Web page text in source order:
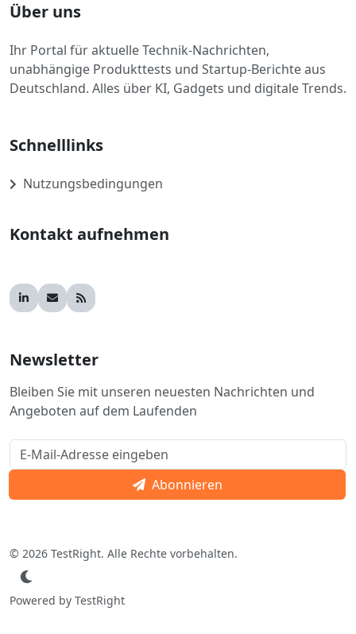
Über uns
Ihr Portal für aktuelle Technik-Nachrichten,
unabhängige Produkttests und Startup-Berichte aus
Deutschland. Alles über KI, Gadgets und digitale Trends.
Schnelllinks
Nutzungsbedingungen
Kontakt aufnehmen
Newsletter
Bleiben Sie mit unseren neuesten Nachrichten und
Angeboten auf dem Laufenden
Abonnieren
© 2026 TestRight. Alle Rechte vorbehalten.
Powered by TestRight